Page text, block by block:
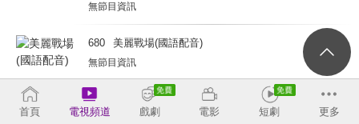
無節目資訊
680 美麗戰場(國語配音)
無節目資訊
681 白色強人(國語配音)
無節目資訊
首頁 電視頻道 戲劇 電影 短劇 更多